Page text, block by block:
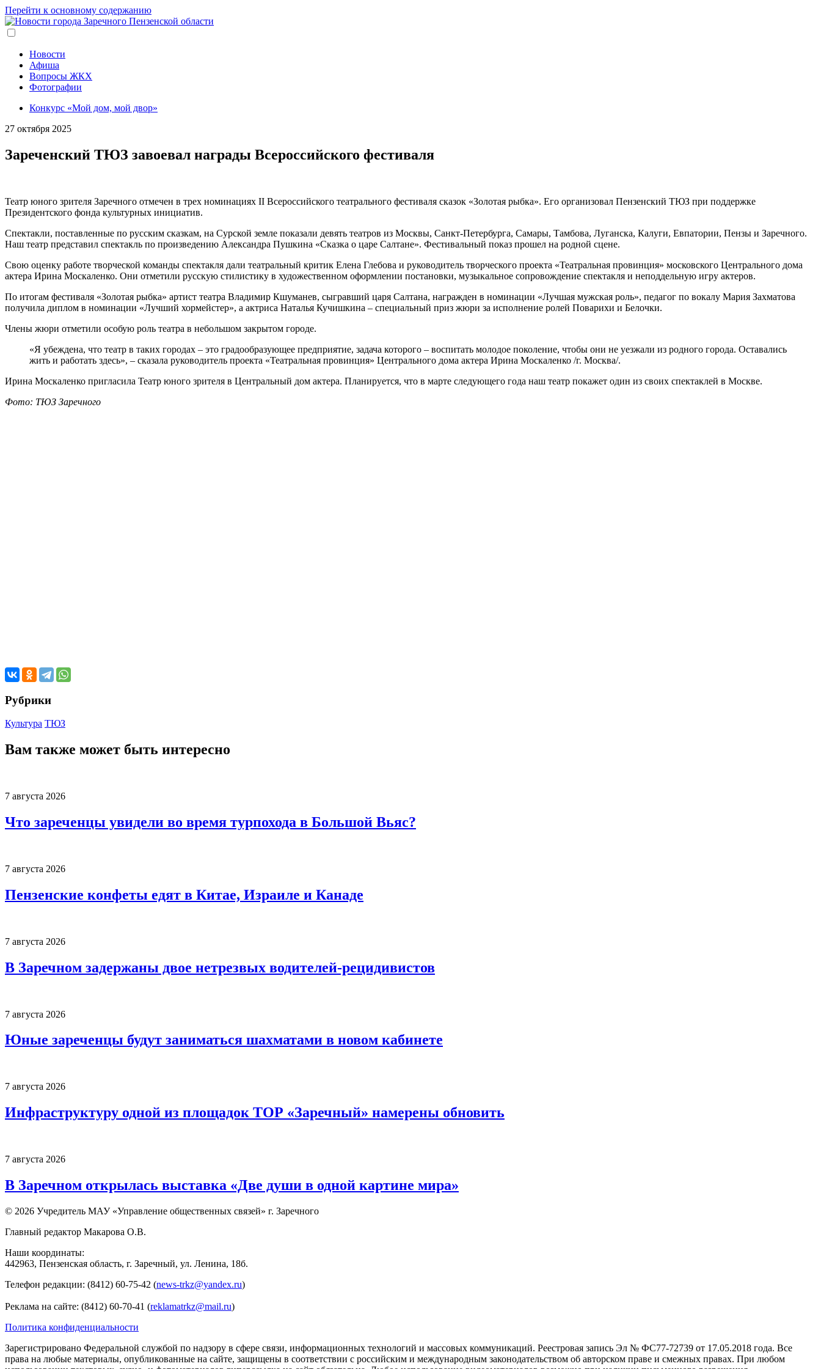
Перейти к основному содержанию
Новости
Афиша
Вопросы ЖКХ
Фотографии
Конкурс «Мой дом, мой двор»
27 октября 2025
Зареченский ТЮЗ завоевал награды Всероссийского фестиваля
Театр юного зрителя Заречного отмечен в трех номинациях II Всероссийского театрального фестиваля сказок «Золотая рыбка». Его организовал Пензенский ТЮЗ при поддержке
Президентского фонда культурных инициатив.
Спектакли, поставленные по русским сказкам, на Сурской земле показали девять театров из Москвы, Санкт-Петербурга, Самары, Тамбова, Луганска, Калуги, Евпатории, Пензы и Заречного.
Наш театр представил спектакль по произведению Александра Пушкина «Сказка о царе Салтане». Фестивальный показ прошел на родной сцене.
Свою оценку работе творческой команды спектакля дали театральный критик Елена Глебова и руководитель творческого проекта «Театральная провинция» московского Центрального дома
актера Ирина Москаленко. Они отметили русскую стилистику в художественном оформлении постановки, музыкальное сопровождение спектакля и неподдельную игру актеров.
По итогам фестиваля «Золотая рыбка» артист театра Владимир Кшуманев, сыгравший царя Салтана, награжден в номинации «Лучшая мужская роль», педагог по вокалу Мария Захматова
получила диплом в номинации «Лучший хормейстер», а актриса Наталья Кучишкина – специальный приз жюри за исполнение ролей Поварихи и Белочки.
Члены жюри отметили особую роль театра в небольшом закрытом городе.
«Я убеждена, что театр в таких городах – это градообразующее предприятие, задача которого – воспитать молодое поколение, чтобы они не уезжали из родного города. Оставались
жить и работать здесь», – сказала руководитель проекта «Театральная провинция» Центрального дома актера Ирина Москаленко /г. Москва/.
Ирина Москаленко пригласила Театр юного зрителя в Центральный дом актера. Планируется, что в марте следующего года наш театр покажет один из своих спектаклей в Москве.
Фото: ТЮЗ Заречного
Рубрики
Культура ТЮЗ
Вам также может быть интересно
7 августа 2026
Что зареченцы увидели во время турпохода в Большой Вьяс?
7 августа 2026
Пензенские конфеты едят в Китае, Израиле и Канаде
7 августа 2026
В Заречном задержаны двое нетрезвых водителей-рецидивистов
7 августа 2026
Юные зареченцы будут заниматься шахматами в новом кабинете
7 августа 2026
Инфраструктуру одной из площадок ТОР «Заречный» намерены обновить
7 августа 2026
В Заречном открылась выставка «Две души в одной картине мира»
© 2026 Учредитель МАУ «Управление общественных связей» г. Заречного
Главный редактор Макарова О.В.
Наши координаты:
442963, Пензенская область, г. Заречный, ул. Ленина, 18б.
Телефон редакции: (8412) 60-75-42 (news-trkz@yandex.ru)
Реклама на сайте: (8412) 60-70-41 (reklamatrkz@mail.ru)
Политика конфиденциальности
Зарегистрировано Федеральной службой по надзору в сфере связи, информационных технологий и массовых коммуникаций. Реестровая запись Эл № ФС77-72739 от 17.05.2018 года. Все
права на любые материалы, опубликованные на сайте, защищены в соответствии с российским и международным законодательством об авторском праве и смежных правах. При любом